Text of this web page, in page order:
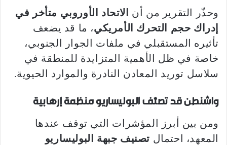
وحذّر التقرير من أن
الاتحاد الأوروبي متأخر في
إدراك حجم التحرك الأمريكي، ما قد يضعف
تأثيره المستقبلي في ملفات الجوار الجنوبي،
خاصة في ظل الأهمية المتزايدة للمنطقة في
سلاسل توريد المعادن النادرة والموارد الحيوية.
واشنطن قد تصنّف البوليساريو منظمة إرهابية
ومن بين أبرز المؤشرات التي توقف عندها
المعهد، احتمال تصنيف جبهة البوليساريو